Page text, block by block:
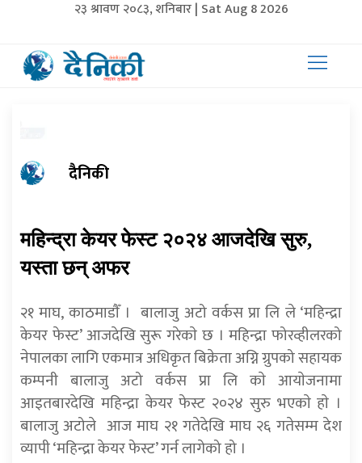
२३ श्रावण २०८३, शनिबार | Sat Aug 8 2026
दैनिकी
महिन्द्रा केयर फेस्ट २०२४ आजदेखि सुरु,
यस्ता छन् अफर
२१ माघ, काठमाडाैँ । बालाजु अटो वर्कस प्रा लि ले ‘महिन्द्रा
केयर फेस्ट’ आजदेखि सुरू गरेकाे छ । महिन्द्रा फोरव्हीलरको
नेपालका लागि एकमात्र अधिकृत बिक्रेता अग्नि ग्रुपको सहायक
कम्पनी बालाजु अटो वर्कस प्रा लि काे आयाेजनामा
आइतबारदेखि महिन्द्रा केयर फेस्ट २०२४ सुरु भएकाे हाे ।
बालाजु अटोले आज माघ २१ गतेदेखि माघ २६ गतेसम्म देश
व्यापी ‘महिन्द्रा केयर फेस्ट’ गर्न लागेको हो ।